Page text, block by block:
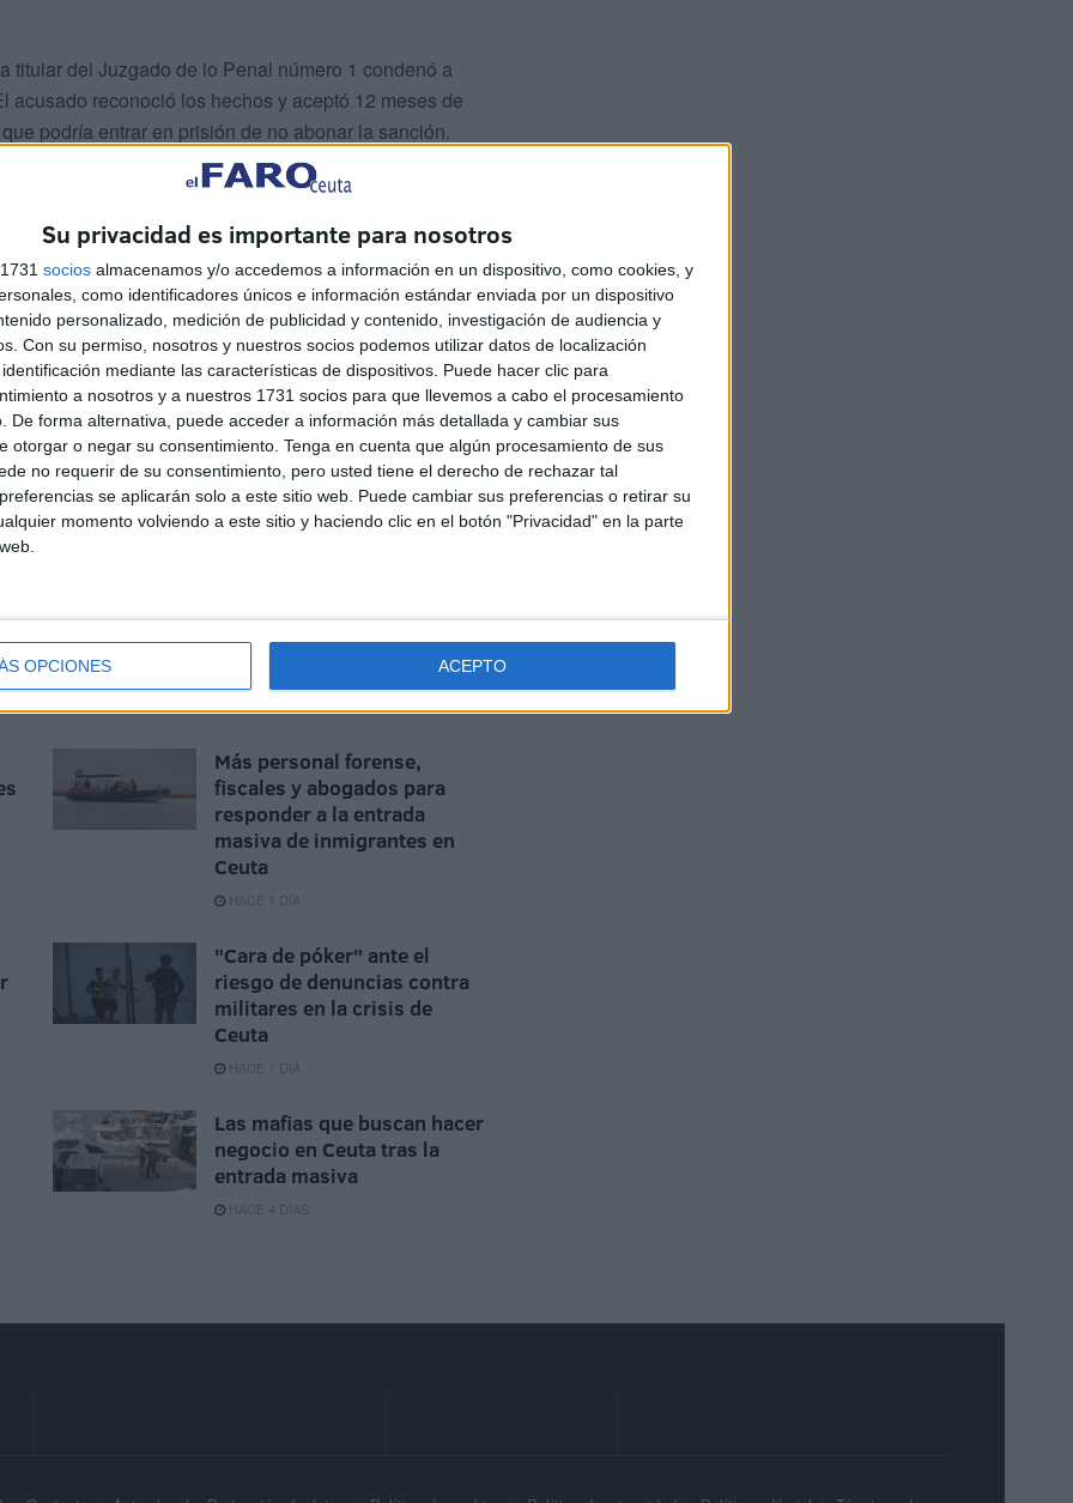
Su privacidad es importante para nosotros
socios almacenamos y/o accedemos a información en un dispositivo, como cookies, y
como identificadores únicos e información estándar enviada por un dispositivo
personalizado, medición de publicidad y contenido, investigación de audiencia y
Con su permiso, nosotros y nuestros socios podemos utilizar datos de localización
mediante las características de dispositivos. Puede hacer clic para
a nosotros y a nuestros 1731 socios para que llevemos a cabo el procesamiento
De forma alternativa, puede acceder a información más detallada y cambiar sus
otorgar o negar su consentimiento. Tenga en cuenta que algún procesamiento de sus
no requerir de su consentimiento, pero usted tiene el derecho de rechazar tal
se aplicarán solo a este sitio web. Puede cambiar sus preferencias o retirar su
momento volviendo a este sitio y haciendo clic en el botón "Privacidad" en la parte
OPCIONES ACEPTO
titular del Juzgado de lo Penal número 1 condenó a
acusado reconoció los hechos y aceptó 12 meses de
podría entrar en prisión de no abonar la sanción.
ocurrieron en mayo de este año. El acusado, sobre
a bordo de vehículo circulando por la calle Juan I
que le habilitase para ello por pérdida total de los
carecía de permiso.
Más personal forense,
fiscales y abogados para
responder a la entrada
masiva de inmigrantes en
Ceuta
HACE 1 DÍA
"Cara de póker" ante el
riesgo de denuncias contra
militares en la crisis de
Ceuta
HACE 1 DÍA
Las mafias que buscan hacer
negocio en Ceuta tras la
entrada masiva
HACE 4 DÍAS